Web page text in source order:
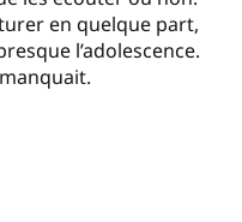
en quelque part,
l’adolescence.